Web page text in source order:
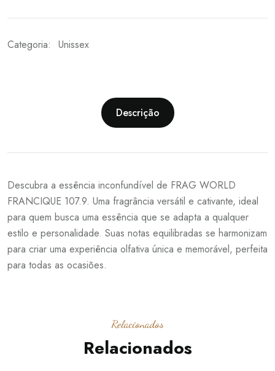
Categoria: Unissex
Descrição
Descubra a essência inconfundível de FRAG WORLD
FRANCIQUE 107.9. Uma fragrância versátil e cativante, ideal
para quem busca uma essência que se adapta a qualquer
estilo e personalidade. Suas notas equilibradas se harmonizam
para criar uma experiência olfativa única e memorável, perfeita
para todas as ocasiões.
Relacionados
Relacionados